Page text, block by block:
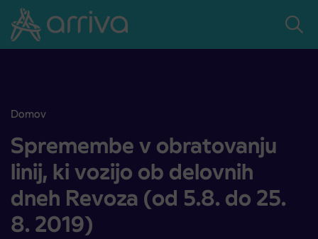
Skoči na vsebino
Domov
Spremembe v obratovanju linij, ki vozijo ob delovnih dneh Revoza
Spremembe v obratovanju
linij, ki vozijo ob delovnih
dneh Revoza (od 5.8. do 25.
8. 2019)